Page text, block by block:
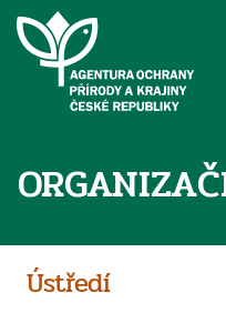
Ústředí